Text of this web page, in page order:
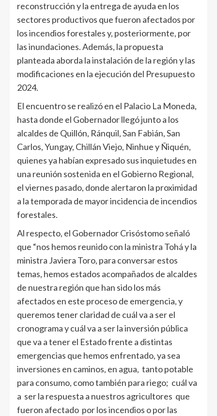
reconstrucción y la entrega de ayuda en los
sectores productivos que fueron afectados por
los incendios forestales y, posteriormente, por
las inundaciones. Además, la propuesta
planteada aborda la instalación de la región y las
modificaciones en la ejecución del Presupuesto
2024.
El encuentro se realizó en el Palacio La Moneda,
hasta donde el Gobernador llegó junto a los
alcaldes de Quillón, Ránquil, San Fabián, San
Carlos, Yungay, Chillán Viejo, Ninhue y Ñiquén,
quienes ya habían expresado sus inquietudes en
una reunión sostenida en el Gobierno Regional,
el viernes pasado, donde alertaron la proximidad
a la temporada de mayor incidencia de incendios
forestales.
Al respecto, el Gobernador Crisóstomo señaló
que “nos hemos reunido con la ministra Tohá y la
ministra Javiera Toro, para conversar estos
temas, hemos estados acompañados de alcaldes
de nuestra región que han sido los más
afectados en este proceso de emergencia, y
queremos tener claridad de cuál va a ser el
cronograma y cuál va a ser la inversión pública
que va a tener el Estado frente a distintas
emergencias que hemos enfrentado, ya sea
inversiones en caminos, en agua, tanto potable
para consumo, como también para riego; cuál va
a ser la respuesta a nuestros agricultores que
fueron afectado por los incendios o por las